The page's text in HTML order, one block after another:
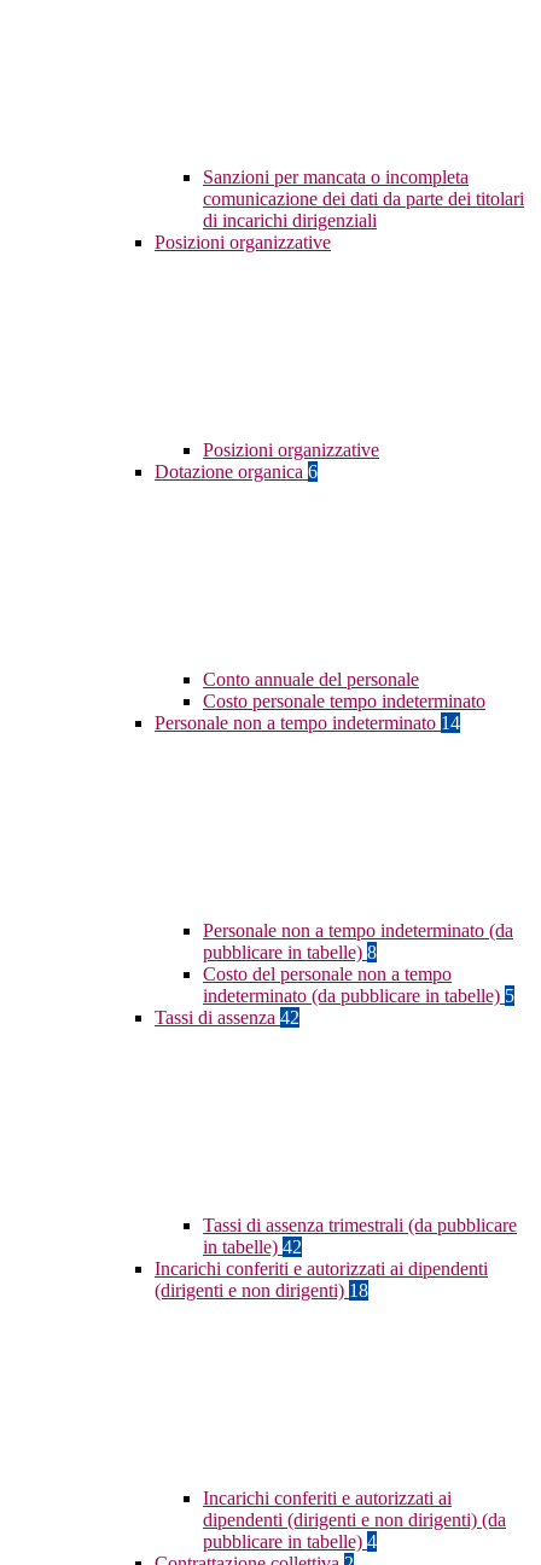
Sanzioni per mancata o incompleta
comunicazione dei dati da parte dei titolari
di incarichi dirigenziali
Posizioni organizzative
Posizioni organizzative
Dotazione organica 6
Conto annuale del personale
Costo personale tempo indeterminato
Personale non a tempo indeterminato 14
Personale non a tempo indeterminato (da
pubblicare in tabelle) 8
Costo del personale non a tempo
indeterminato (da pubblicare in tabelle) 5
Tassi di assenza 42
Tassi di assenza trimestrali (da pubblicare
in tabelle) 42
Incarichi conferiti e autorizzati ai dipendenti
(dirigenti e non dirigenti) 18
Incarichi conferiti e autorizzati ai
dipendenti (dirigenti e non dirigenti) (da
pubblicare in tabelle) 4